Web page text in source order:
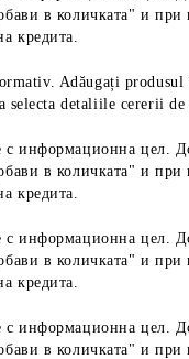
в количката" и
кредита.
Adăugați produsul
selecta detaliile cererii de
с информационна цел.
в количката" и
кредита.
с информационна цел.
в количката" и
кредита.
с информационна цел.
в количката" и